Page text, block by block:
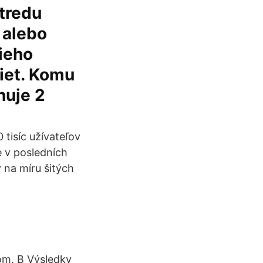
Komu
2
tisíc užívateľov
v posledních
míru šitých
B Výsledky